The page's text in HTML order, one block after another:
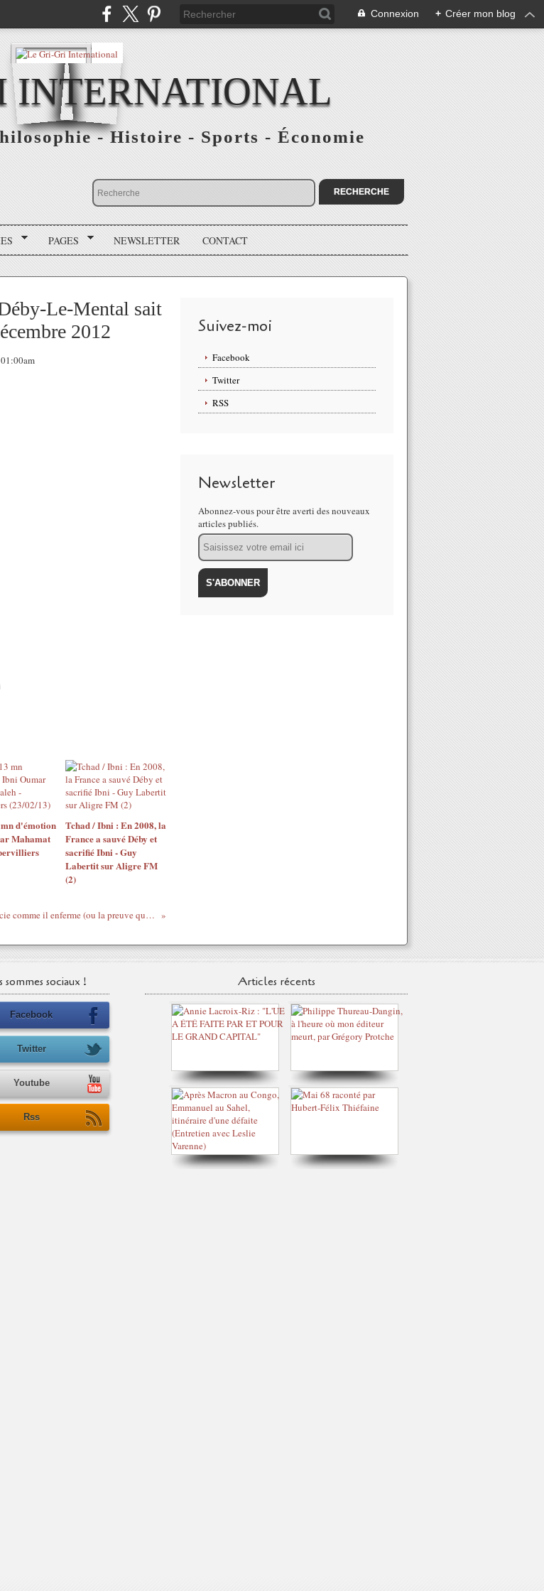
Connexion + Créer mon blog
INTERNATIONAL
- Histoire - Sports - Économie
PAGES NEWSLETTER CONTACT
Le-Mental sait
2012
d'émotion
Mahamat
Tchad / Ibni : En 2008, la
France a sauvé Déby et
sacrifié Ibni - Guy
Labertit sur Aligre FM
(2)
L'obéissant saigneur Ouattara gracie comme il enferme (ou la preuve que Lobognon n'est pas intelligent)
Suivez-moi
Facebook
Twitter
RSS
Newsletter
Abonnez-vous pour être averti des nouveaux
articles publiés.
Email
sommes sociaux !
Facebook
Twitter
Youtube
Rss
Articles récents